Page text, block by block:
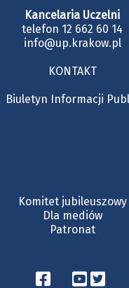
Kancelaria Uczelni
telefon 12 662 60 14
info@up.krakow.pl
KONTAKT
Biuletyn Informacji
Komitet jubileuszowy
Dla mediów
Patronat